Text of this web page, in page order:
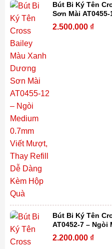
Bút Bi Ký Tên
Sơn Mài
Mượt, Thay Refill
2.500.000 ₫
Bút Bi Ký Tên
AT0452-7 – Ngòi
Xoay Tiện Lợi,
2.200.000 ₫